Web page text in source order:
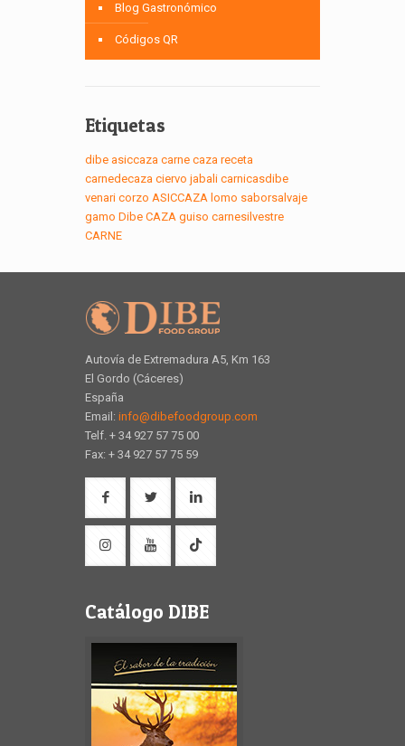
Blog Gastronómico
Códigos QR
Etiquetas
dibe asiccaza carne caza receta
carnedecaza ciervo jabali carnicasdibe
venari corzo ASICCAZA lomo saborsalvaje
gamo Dibe CAZA guiso carnesilvestre
CARNE
Autovía de Extremadura A5, Km 163
El Gordo (Cáceres)
España
Email: info@dibefoodgroup.com
Telf. + 34 927 57 75 00
Fax: + 34 927 57 75 59
Catálogo DIBE